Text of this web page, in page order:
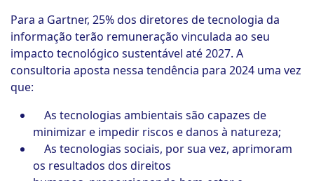
Para a Gartner, 25% dos diretores de tecnologia da
informação terão remuneração vinculada ao seu
impacto tecnológico sustentável até 2027. A
consultoria aposta nessa tendência para 2024 uma vez
que:
As tecnologias ambientais são capazes de
minimizar e impedir riscos e danos à natureza;
As tecnologias sociais, por sua vez, aprimoram
os resultados dos direitos